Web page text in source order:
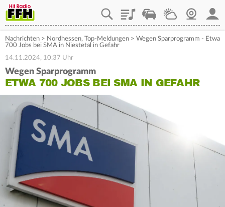
PlaylistStaupilotWetterWebcam
Nachrichten > Nordhessen, Top-Meldungen > Wegen Sparprogramm - Etwa
700 Jobs bei SMA in Niestetal in Gefahr
14.11.2024, 10:37 Uhr
Wegen Sparprogramm
ETWA 700 JOBS BEI SMA IN GEFAHR